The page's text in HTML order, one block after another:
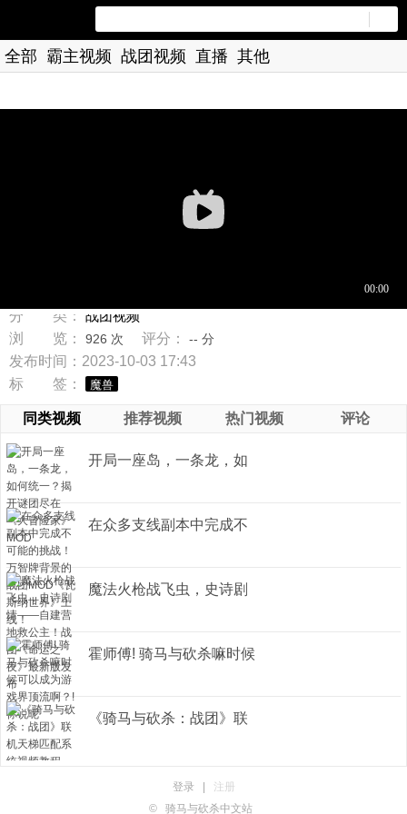
全部 霸主视频 战团视频 直播 其他
分 类：
战团视频
浏 览：
926 次 评分： -- 分
发布时间：2023-10-03 17:43
标 签：
魔兽
同类视频 推荐视频 热门视频 评论
开局一座岛，一条龙，如
在众多支线副本中完成不
魔法火枪战飞虫，史诗剧
霍师傅! 骑马与砍杀嘛时候
《骑马与砍杀：战团》联
登录
注册
©
骑马与砍杀中文站